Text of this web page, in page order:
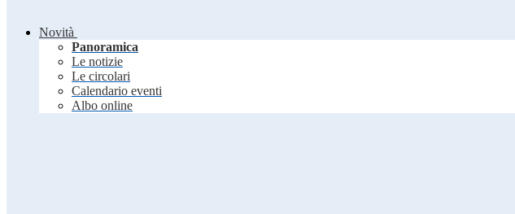
Novità
Panoramica
Le notizie
Le circolari
Calendario eventi
Albo online